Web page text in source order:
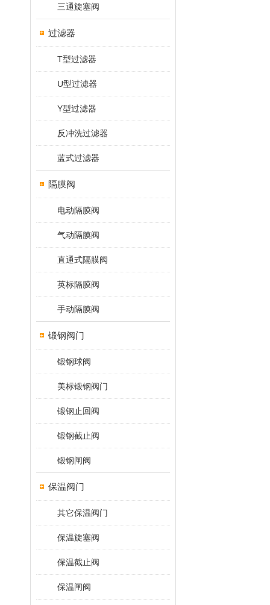
三通旋塞阀
过滤器
T型过滤器
U型过滤器
Y型过滤器
反冲洗过滤器
蓝式过滤器
隔膜阀
电动隔膜阀
气动隔膜阀
直通式隔膜阀
英标隔膜阀
手动隔膜阀
锻钢阀门
锻钢球阀
美标锻钢阀门
锻钢止回阀
锻钢截止阀
锻钢闸阀
保温阀门
其它保温阀门
保温旋塞阀
保温截止阀
保温闸阀